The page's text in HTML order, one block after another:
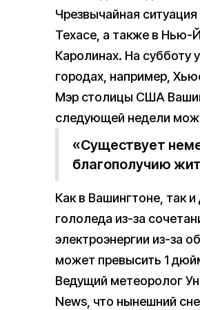
Чрезвычайная
Техасе, а также в
Каролинах. На субботу
городах, например,
Мэр столицы США
следующей недели
«Существует
благополучию
Как в Вашингтоне, так
гололеда из-за
электроэнергии из-за
может превысить 1
Ведущий метеоролог
News, что нынешний